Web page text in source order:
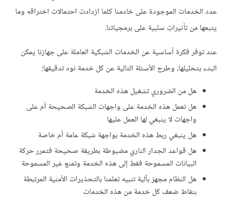
عدد الخدمات الموجودة على خادمنا كلما ازدادت احتمالات اختراقه وما
يتبعها من تأثيراتٍ سلبية على برمجياتنا.
عند توفر فكرة أساسية عن الخدمات الشبكية العاملة على جهازنا يمكن
البدء بتحليلها، وطرح الأسئلة التالية عن كل خدمة نود تدقيقها:
هل من الضروري تشغيل هذه الخدمة
هل تعمل هذه الخدمة على واجهات الشبكة الصحيحة أم على
واجهات لا ينبغي لها العمل عليها
هل ينبغي ربط هذه الخدمة بواجهة شبكة عامة أم خاصة
هل قواعد الجدار الناري مضبوطة بطريقة صحيحة فتمرر حركة
البيانات المسموحة فقط إلى هذه الخدمة وتمنع غير المسموحة
هل النظام مجهز بآلية تنبيه تعلمنا بالتحذيرات الأمنية المرتبطة
بنقاط ضعف كل خدمة من هذه الخدمات